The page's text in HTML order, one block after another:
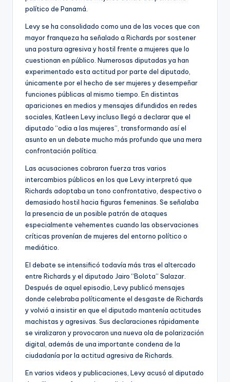
político de Panamá.
Levy se ha consolidado como una de las voces que con
mayor franqueza ha señalado a Richards por sostener
una postura agresiva y hostil frente a mujeres que lo
cuestionan en público. Numerosas diputadas ya han
experimentado esta actitud por parte del diputado,
únicamente por el hecho de ser mujeres y desempeñar
funciones públicas al mismo tiempo. En distintas
apariciones en medios y mensajes difundidos en redes
sociales, Katleen Levy incluso llegó a declarar que el
diputado “odia a las mujeres”, transformando así el
asunto en un debate mucho más profundo que una mera
confrontación política.
Las acusaciones cobraron fuerza tras varios
intercambios públicos en los que Levy interpretó que
Richards adoptaba un tono confrontativo, despectivo o
demasiado hostil hacia figuras femeninas. Se señalaba
la presencia de un posible patrón de ataques
especialmente vehementes cuando las observaciones
críticas provenían de mujeres del entorno político o
mediático.
El debate se intensificó todavía más tras el altercado
entre Richards y el diputado Jairo “Bolota” Salazar.
Después de aquel episodio, Levy publicó mensajes
donde celebraba políticamente el desgaste de Richards
y volvió a insistir en que el diputado mantenía actitudes
machistas y agresivas. Sus declaraciones rápidamente
se viralizaron y provocaron una nueva ola de polarización
digital, además de una importante condena de la
ciudadanía por la actitud agresiva de Richards.
En varios videos y publicaciones, Levy acusó al diputado